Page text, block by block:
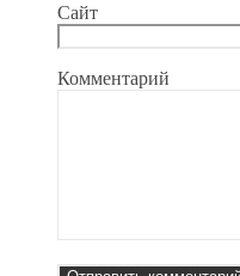
Сайт
Комментарий